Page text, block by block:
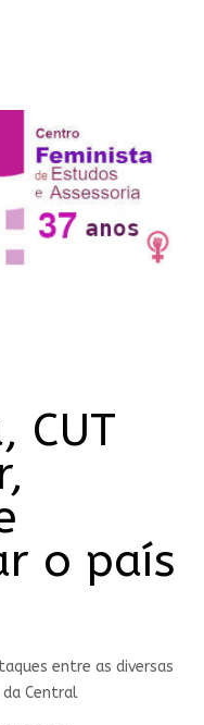
CUT
o país
entre as diversas
Central